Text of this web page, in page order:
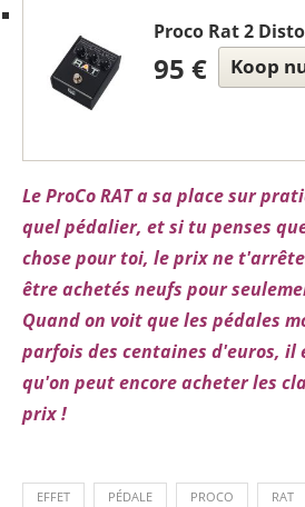
Proco Rat 2
95 € Koop
Le ProCo RAT a sa place sur
quel pédalier, et si tu penses
chose pour toi, le prix ne
être achetés neufs pour
Quand on voit que les pédales
parfois des centaines d'euros, il
qu'on peut encore acheter les
prix !
EFFET PÉDALE PROCO RAT